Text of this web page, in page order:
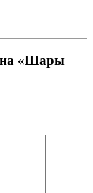
на «Шары